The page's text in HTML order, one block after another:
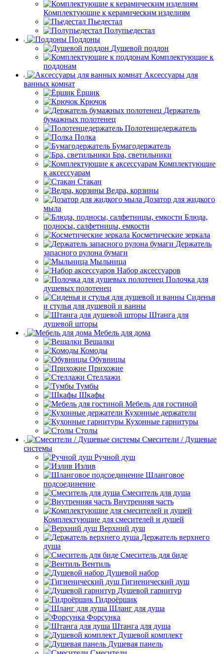
Комплектующие к керамическим изделиям
Пьедестал
Полупьедестал
Поддоны
Душевой поддон
Комплектующие к
поддонам
Аксессуары для
ванных комнат
Ёршик
Крючок
Держатель
бумажных полотенец
Полотенцедержатель
Полка
Бумагодержатель
Бра, светильники
Комплектующие
к аксессуарам
Стакан
Ведра, корзины
Дозатор для жидкого
мыла
Блюда,
подносы, салфетницы, емкости
Косметические зеркала
Держатель
запасного рулона бумаги
Мыльница
Набор аксессуаров
Полочка для
душевых полотенец
Сиденья
и стулья для душевой и ванны
Штанга для
душевой шторы
Мебель для дома
Вешалки
Комоды
Обувницы
Прихожие
Стеллажи
Тумбы
Шкафы
Мебель для гостиной
Кухонные держатели
Кухонные гарнитуры
Столы
Смесители / Душевые
системы
Ручной душ
Излив
Шланговое
подсоединение
Смеситель для душа
Внутренняя часть
Комплектующие для смесителей и душей
Верхний душ
Держатель верхнего
душа
Смеситель для биде
Вентиль
Душевой набор
Гигиенический душ
Душевой гарнитур
Гидроёршик
Шланг для душа
Форсунка
Штанга для душа
Душевой комплект
Душевая панель